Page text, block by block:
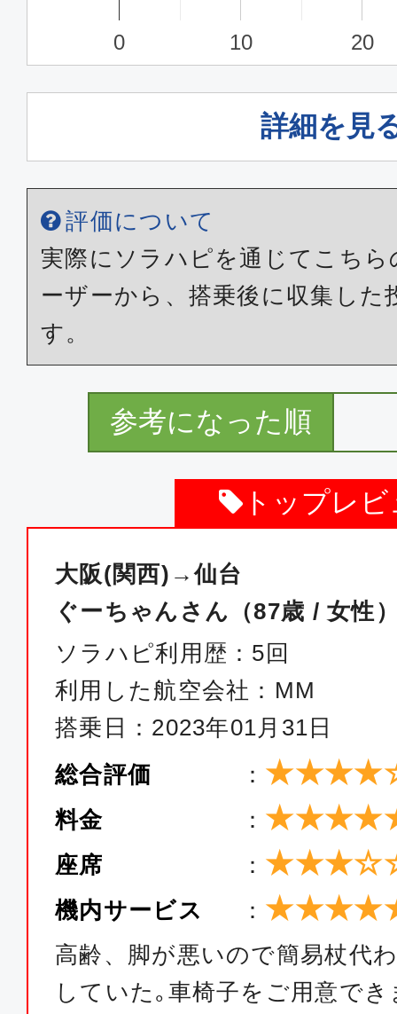
0 10 20
詳細を見
評価について
実際にソラハピを通じてこち
ーザーから、搭乗後に収集した
す。
参考になった順
トップレビ
大阪(関西)→仙台
ぐーちゃんさん（87歳 / 女性
ソラハピ利用歴：5回
利用した航空会社：MM
搭乗日：2023年01月31日
総合評価
：
料金 ：
座席 ：
機内サービス ：
高齢、脚が悪いので簡易杖代
していた｡車椅子をご用意で